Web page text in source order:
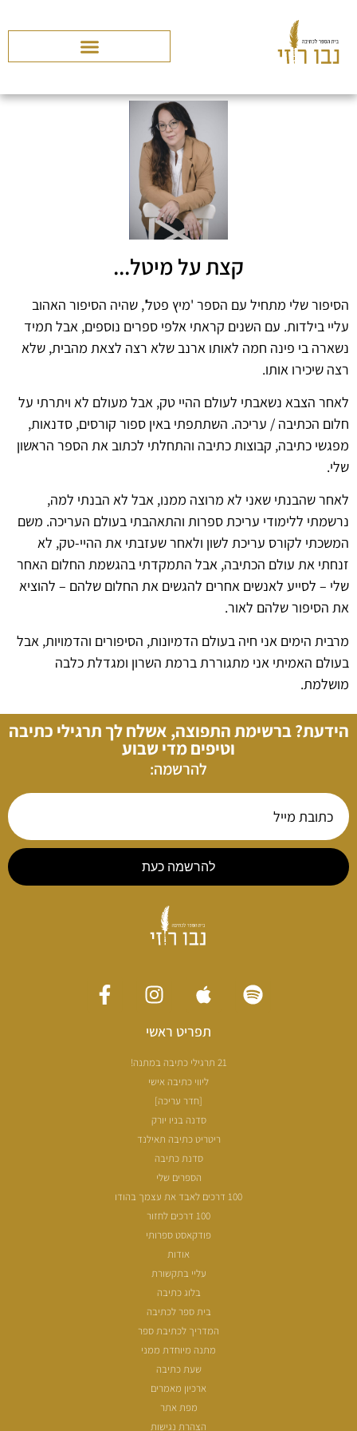
קצת על מיטל...
הסיפור שלי מתחיל עם הספר 'מיץ פטל', שהיה הסיפור האהוב
עליי בילדות. עם השנים קראתי אלפי ספרים נוספים, אבל תמיד
נשארה בי פינה חמה לאותו ארנב שלא רצה לצאת מהבית, שלא
רצה שיכירו אותו.
לאחר הצבא נשאבתי לעולם ההיי טק, אבל מעולם לא ויתרתי על
חלום הכתיבה / עריכה. השתתפתי באין ספור קורסים, סדנאות,
מפגשי כתיבה, קבוצות כתיבה והתחלתי לכתוב את הספר הראשון
שלי.
לאחר שהבנתי שאני לא מרוצה ממנו, אבל לא הבנתי למה,
נרשמתי ללימודי עריכת ספרות והתאהבתי בעולם העריכה. משם
המשכתי לקורס עריכת לשון ולאחר שעזבתי את ההיי-טק, לא
זנחתי את עולם הכתיבה, אבל התמקדתי בהגשמת החלום האחר
שלי – לסייע לאנשים אחרים להגשים את החלום שלהם – להוציא
את הסיפור שלהם לאור.
מרבית הימים אני חיה בעולם הדמיונות, הסיפורים והדמויות, אבל
בעולם האמיתי אני מתגוררת ברמת השרון ומגדלת כלבה
מושלמת.
הידעת? ברשימת התפוצה, אשלח לך תרגילי כתיבה
וטיפים מדי שבוע
להרשמה:
להרשמה כעת
תפריט ראשי
21 תרגילי כתיבה במתנה!
ליווי כתיבה אישי
[חדר עריכה]
סדנה בניו יורק
ריטריט כתיבה תאילנד
סדנת כתיבה
הספרים שלי
100 דרכים לאבד את עצמך בהודו
100 דרכים לחזור
פודקאסט ספרותי
אודות
עליי בתקשורת
בלוג כתיבה
בית ספר לכתיבה
המדריך לכתיבת ספר
מתנה מיוחדת ממני
שעת כתיבה
ארכיון מאמרים
מפת אתר
הצהרת נגישות